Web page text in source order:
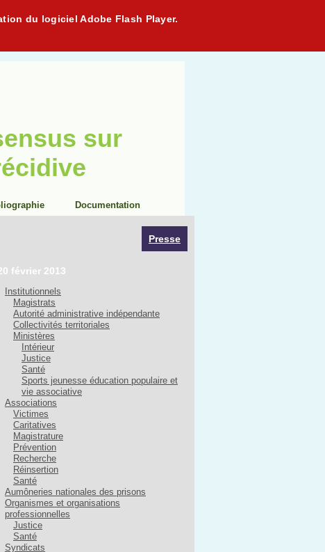
du logiciel Adobe Flash Player.
sur
Documentation
Presse
février 2013
Institutionnels
Magistrats
Autorité administrative indépendante
Collectivités territoriales
Ministères
Intérieur
Justice
Santé
Sports jeunesse éducation populaire et
vie associative
Associations
Victimes
Caritatives
Magistrature
Prévention
Recherche
Réinsertion
Santé
Aumôneries nationales des prisons
Organismes et organisations
professionnelles
Justice
Santé
Syndicats